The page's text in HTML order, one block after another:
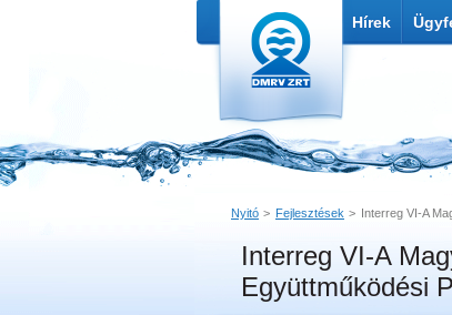
Hírek
Nyitó Fejlesztések Interreg VI-A
Interreg VI-A
Együttműködési
Link küldése
Nyomtatás